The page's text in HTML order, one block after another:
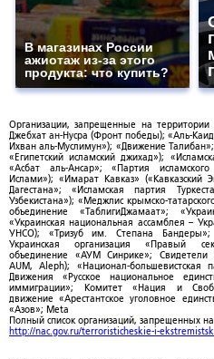
В магазинах России
ажиотаж из-за этого
продукта: что купить?
Организации, запрещенные на территории
Джебхат ан-Нусра (Фронт победы); «Аль-
Ихван аль-Муслимун»); «Движение
«Египетский исламский джихад»);
«Асбат аль-Ансар»; «Партия
Ислами»); «Имарат Кавказ» («Кавказский
Дагестана»; «Исламская партия
Узбекистана»); «Меджлис крымско-
объединение «ТаблигиДжамаат»;
«Украинская национальная ассамблея –
УНСО); «Тризуб им. Степана Бандеры»;
Украинская организация «Правый
объединение «АУМ Синрике»; Свидетели
AUM, Aleph); «Национал-большевистская
Движения «Русское национальное
иммиграции»; Комитет «Нация и
движение «Арестантское уголовное
«Азов»; Meta
Полный список организаций, запрещенных
http://nac.gov.ru/terroristicheskie-i-